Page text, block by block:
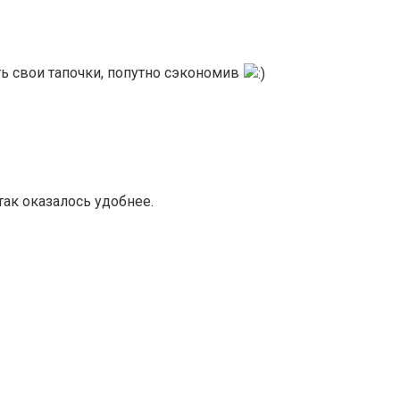
свои тапочки, попутно сэкономив
оказалось удобнее.